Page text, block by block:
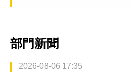
部門新聞
2026-08-06 17:35